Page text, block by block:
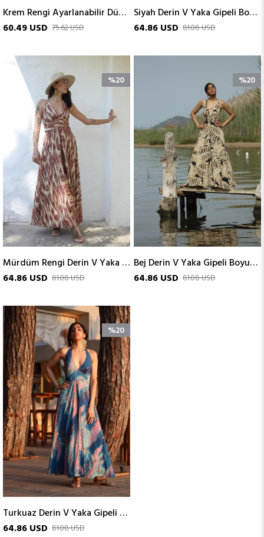
Krem Rengi Ayarlanabilir Düğmeli Askılı Keten Elbise
60.49 USD 75.62 USD
Siyah Derin V Yaka Gipeli Boyundan Bağlamalı İpek Elbise
64.86 USD 81.08 USD
Mürdüm Rengi Derin V Yaka Gipeli Boyundan Bağlamalı İpek Elbise
64.86 USD 81.08 USD
%20
Bej Derin V Yaka Gipeli Boyundan Bağlamalı İpek Elbise
64.86 USD 81.08 USD
%20
Turkuaz Derin V Yaka Gipeli Boyundan Bağlamalı İpek Elbise
64.86 USD 81.08 USD
%20